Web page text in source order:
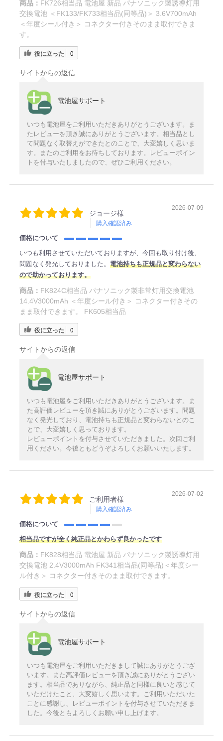
商品： FK726相当品 電池屋 新品 パナソニック製誘導灯用
交換電池 ＜FK133/FK733相当品(同等品)＞ 3.6V700mAh
＜年度シール付き＞ コネクター付きそのまま取付できま
す。
役に立った 0
サイトからの返信
電池屋サポート
いつも電池屋をご利用いただきありがとうございます。ま
たレビューを頂き誠にありがとうございます。相当品とし
て問題なく取替えができたとのことで、大変嬉しく思いま
す。またのご利用をお待ちしております。レビューポイン
トを付与いたしましたので、ぜひご利用ください。
ジョージ様
購入確認済み
2026-07-09
価格について
いつも利用させていただいておりますが、今回も取り付け後、
問題なく発光しておりました。 電池持ちも正規品と変わらない
ので助かっております。
商品： FK824C相当品 パナソニック製非常灯用交換電池
14.4V3000mAh ＜年度シール付き＞ コネクター付きその
まま取付できます。 FK605相当品
役に立った 0
サイトからの返信
電池屋サポート
いつも電池屋をご利用いただきありがとうございます。ま
た高評価レビューを頂き誠にありがとうございます。問題
なく発光しており、電池持ちも正規品と変わらないとのこ
とで、大変嬉しく思っております。
レビューポイントを付与させていただきました。次回ご利
用ください。今後ともどうぞよろしくお願いいたします。
ご利用者様
購入確認済み
2026-07-02
価格について
相当品ですが全く純正品とかわらず良かったです
商品： FK828相当品 電池屋 新品 パナソニック製誘導灯用
交換電池 2.4V3000mAh FK341相当品(同等品)＜年度シー
ル付き＞ コネクター付きそのまま取付できます。
役に立った 0
サイトからの返信
電池屋サポート
いつも電池屋をご利用いただきまして誠にありがとうござ
います。また高評価レビューを頂き誠にありがとうござい
ます。相当品でありながら、純正品と同様に良いと感じて
いただけたこと、大変嬉しく思います。ご利用いただいた
ことに感謝し、レビューポイントを付与させていただきま
した。今後ともよろしくお願い申し上げます。